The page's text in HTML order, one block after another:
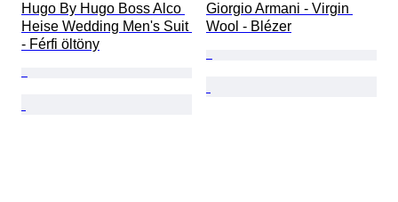
Hugo By Hugo Boss Alco
Heise Wedding Men's Suit
- Férfi öltöny
Giorgio Armani - Virgin
Wool - Blézer